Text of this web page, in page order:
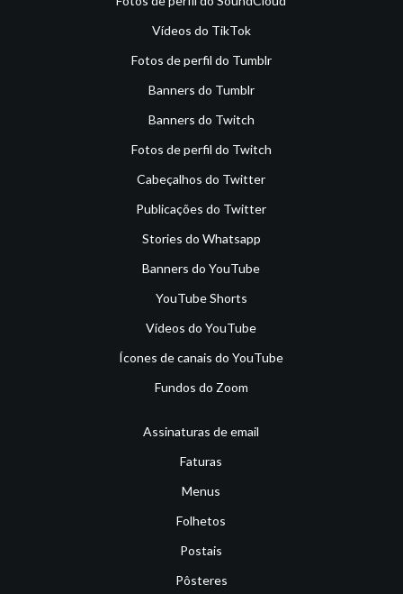
Vídeos do TikTok
Fotos de perfil do Tumblr
Banners do Tumblr
Banners do Twitch
Fotos de perfil do Twitch
Cabeçalhos do Twitter
Publicações do Twitter
Stories do Whatsapp
Banners do YouTube
YouTube Shorts
Vídeos do YouTube
Ícones de canais do YouTube
Fundos do Zoom
Assinaturas de email
Faturas
Menus
Folhetos
Postais
Pôsteres